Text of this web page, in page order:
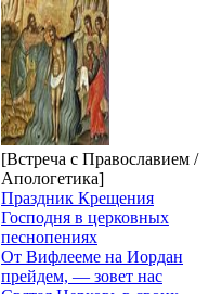
[Встреча с Православием /
Апологетика]
Праздник Крещения
Господня в церковных
песнопениях
От Вифлееме на Иордан
прейдем, — зовет нас